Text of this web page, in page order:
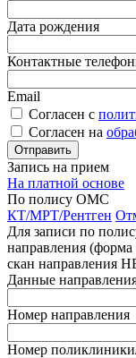
Дата рождения
Контактные
Email
Согласен с
Согласен на
Запись на прием
На платной основе
По полису ОМС
КТ/МРТ/Рентген
Для записи по
направления
скан направления
Данные
Номер направления
Номер